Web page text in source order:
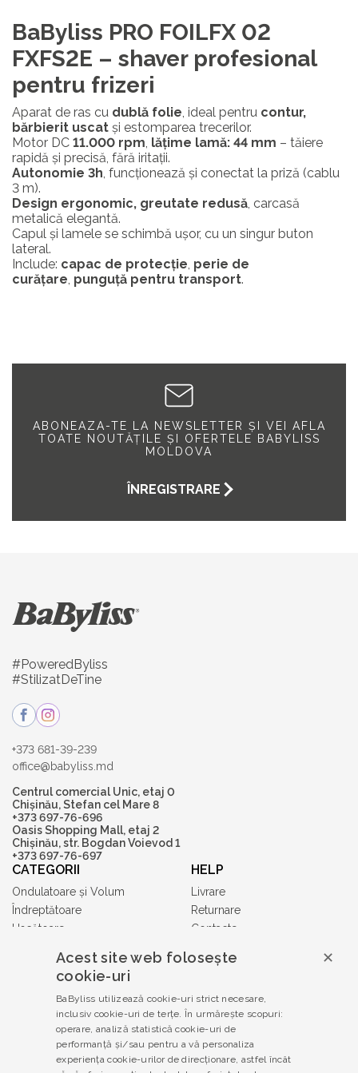
BaByliss PRO FOILFX 02
FXFS2E – shaver profesional
pentru frizeri
Aparat de ras cu dublă folie , ideal pentru contur,
bărbierit uscat și estomparea trecerilor.
Motor DC 11.000 rpm lățime lamă: 44 mm – tăiere
rapidă și precisă, fără iritații.
Autonomie 3h , funcționează și conectat la priză (cablu
3 m).
Design ergonomic, greutate redusă , carcasă
metalică elegantă.
Capul și lamele se schimbă ușor, cu un singur buton
lateral.
Include: capac de protecție perie de
curățare punguță pentru transport.
ABONEAZA-TE LA NEWSLETTER ȘI VEI AFLA
TOATE NOUTĂȚILE ȘI OFERTELE BABYLISS
MOLDOVA
ÎNREGISTRARE
#PoweredByliss
#StilizatDeTine
+373 681-39-239
office@babyliss.md
Centrul comercial Unic, etaj 0
Chișinău, Stefan cel Mare 8
+373 697-76-696
Oasis Shopping Mall, etaj 2
Chișinău, str. Bogdan Voievod 1
+373 697-76-697
CATEGORII
Ondulatoare și Volum
Îndreptătoare
Uscătoare
Tuns și Ras
Gift Cards
Babyliss PRO
HELP
Livrare
Returnare
Contacte
TERMENI ȘI CONDIȚII
Politica de confidențialitate
Termeni și condiții
Acest site web folosește
cookie-uri
BaByliss utilizează cookie-uri strict necesare,
inclusiv cookie-uri de terțe. În urmărește scopuri:
operare, analiză statistică cookie-uri de
performanță și/sau pentru a vă personaliza
experiența cookie-urilor de direcționare, astfel încât
✕